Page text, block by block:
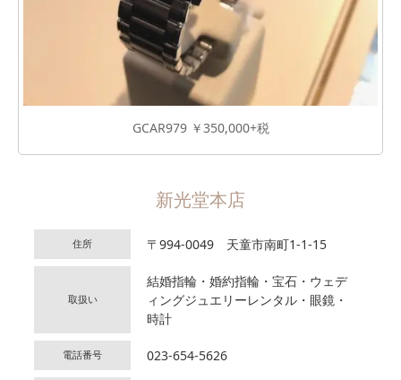
GCAR979 ￥350,000+税
新光堂本店
住所 〒994-0049 天童市南町1-1-15
取扱い
結婚指輪・婚約指輪・宝石・ウェデ
ィングジュエリーレンタル・眼鏡・
時計
電話番号 023-654-5626